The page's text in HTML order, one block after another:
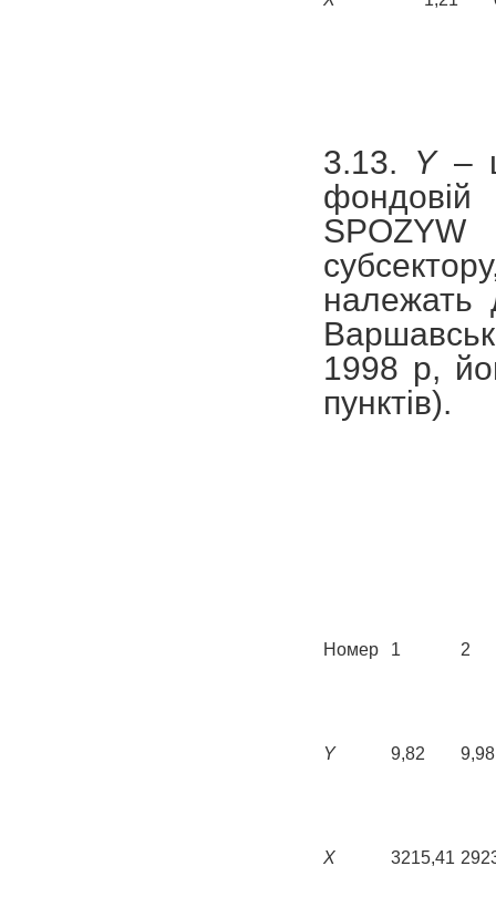
3.13. Y–
фондовій
належать
1998 р,
пунктів).
Номер 1 2
Y 9,82 9,98
X 3215,41